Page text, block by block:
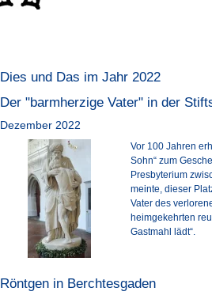
Dies und Das im Jahr 2022
Der "barmherzige Vater" in der
Dezember 2022
Vor 100 Jahren
Sohn“ zum
Presbyterium
meinte, dieser
Vater des
heimgekehrten
Gastmahl lädt“.
Röntgen in Berchtesgaden